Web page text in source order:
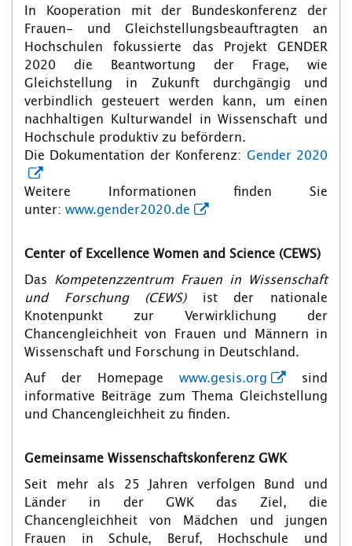
In Kooperation mit der Bundeskonferenz der
Frauen- und Gleichstellungsbeauftragten an
Hochschulen fokussierte das Projekt GENDER
2020 die Beantwortung der Frage, wie
Gleichstellung in Zukunft durchgängig und
verbindlich gesteuert werden kann, um einen
nachhaltigen Kulturwandel in Wissenschaft und
Hochschule produktiv zu befördern.
Die Dokumentation der Konferenz: Gender 2020
Weitere Informationen finden Sie
unter: www.gender2020.de
Center of Excellence Women and Science (CEWS)
Das Kompetenzzentrum Frauen in Wissenschaft
und Forschung (CEWS)ist der nationale
Knotenpunkt zur Verwirklichung der
Chancengleichheit von Frauen und Männern in
Wissenschaft und Forschung in Deutschland.
Auf der Homepage www.gesis.org
sind
informative Beiträge zum Thema Gleichstellung
und Chancengleichheit zu finden.
Gemeinsame Wissenschaftskonferenz GWK
Seit mehr als 25 Jahren verfolgen Bund und
Länder in der GWK das Ziel, die
Chancengleichheit von Mädchen und jungen
Frauen in Schule, Beruf, Hochschule und